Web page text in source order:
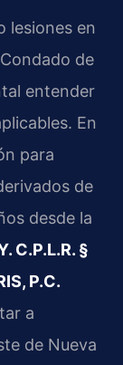
lesiones en
de
entender
En
para
de
desde la
C.P.L.R. §
P.C.
a
de Nueva